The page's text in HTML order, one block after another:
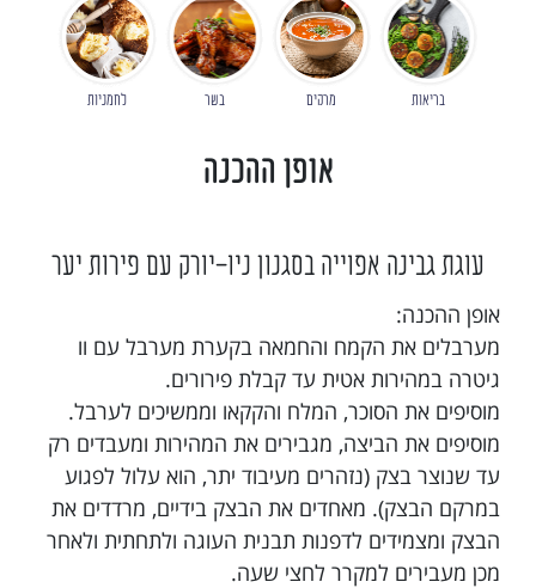
בריאות מרקים בשר לחמניות
אופן ההכנה
עוגת גבינה אפוייה בסגנון ניו-יורק עם פירות יער
אופן ההכנה:
מערבלים את הקמח והחמאה בקערת מערבל עם וו
גיטרה במהירות אטית עד קבלת פירורים.
מוסיפים את הסוכר, המלח והקקאו וממשיכים לערבל.
מוסיפים את הביצה, מגבירים את המהירות ומעבדים רק
עד שנוצר בצק (נזהרים מעיבוד יתר, הוא עלול לפגוע
במרקם הבצק). מאחדים את הבצק בידיים, מרדדים את
הבצק ומצמידים לדפנות תבנית העוגה ולתחתית ולאחר
מכן מעבירים למקרר לחצי שעה.